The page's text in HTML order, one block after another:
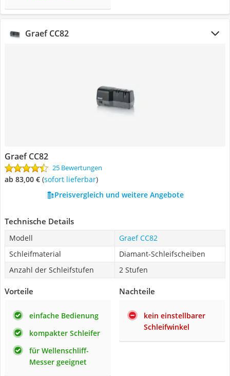
Graef CC82
Graef CC82
25 Bewertungen
ab 83,00 € ( Sofort lieferbar)
Preisvergleich und weitere Angebote
Technische Details
Modell
Graef CC82
Schleifmaterial
Diamant-Schleifscheiben
Anzahl der Schleifstufen
2 Stufen
Vorteile
einfache Bedienung
kompakter Schleifer
für Wellenschliff-
Messer geeignet
Nachteile
kein einstellbarer
Schleifwinkel